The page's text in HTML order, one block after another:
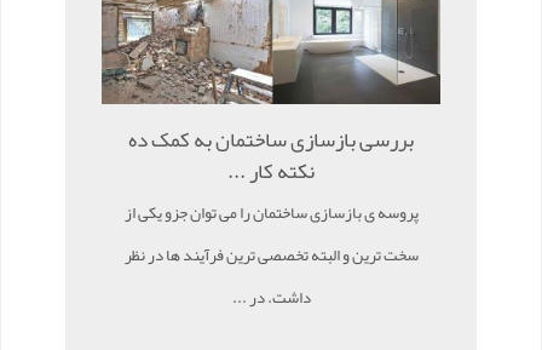
بررسی بازسازی ساختمان به کمک ده
نکته کار ...
پروسه ی بازسازی ساختمان را می توان جزو یکی از
سخت ترین و البته تخصصی ترین فرآیند ها در نظر
داشت. در ...